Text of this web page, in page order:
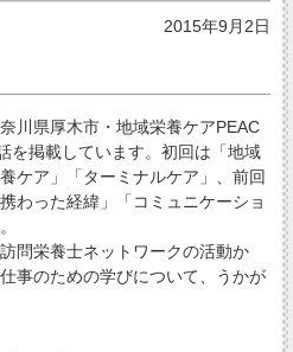
2015年9月2日
川県厚木市・地域栄養ケアPEAC
を掲載しています。初回は「地域
ケア」「ターミナルケア」、前回
わった経緯」「コミュニケーショ
問栄養士ネットワークの活動か
事のための学びについて、うかが